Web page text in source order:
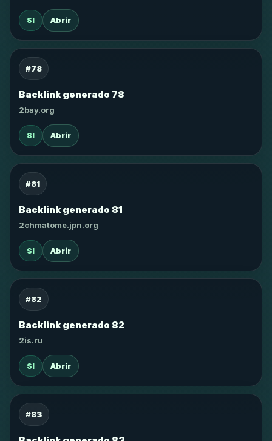
SI Abrir
#78
Backlink generado 78
2bay.org
SI Abrir
#81
Backlink generado 81
2chmatome.jpn.org
SI Abrir
#82
Backlink generado 82
2is.ru
SI Abrir
#83